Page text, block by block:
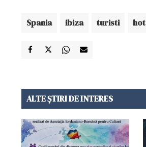
Spania ibiza turisti
ALTE ȘTIRI DE INTERES